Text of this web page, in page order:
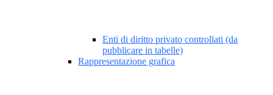
Enti di diritto privato controllati (da
pubblicare in tabelle)
Rappresentazione grafica